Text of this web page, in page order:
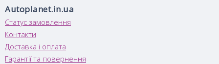
Autoplanet.in.ua
Статус замовлення
Контакти
Доставка і оплата
Гарантії та повернення